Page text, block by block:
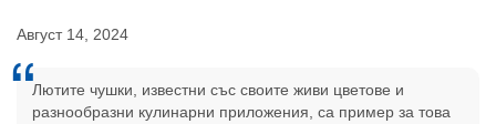
Август 14, 2024
Лютите чушки, известни със своите живи цветове и
разнообразни кулинарни приложения, са пример за това